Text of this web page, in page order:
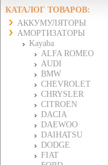
КАТАЛОГ ТОВАРОВ:
АККУМУЛЯТОРЫ
АМОРТИЗАТОРЫ
Kayaba
ALFA ROMEO
AUDI
BMW
CHEVROLET
CHRYSLER
CITROEN
DACIA
DAEWOO
DAIHATSU
DODGE
FIAT